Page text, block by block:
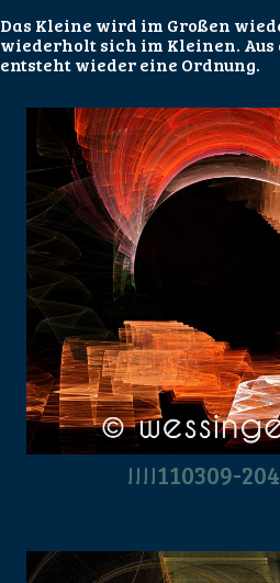
Das Kleine wird im Großen
wiederholt sich im Kleinen. Aus
entsteht wieder eine Ordnung.
!!!!110309-